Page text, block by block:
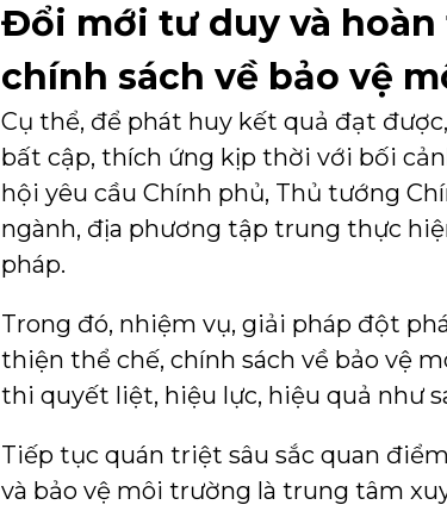
Đổi mới tư duy và
chính sách về bảo vệ
Cụ thể, để phát huy kết quả đạt
bất cập, thích ứng kịp thời với bối
hội yêu cầu Chính phủ, Thủ tướng
ngành, địa phương tập trung thực
pháp.
Trong đó, nhiệm vụ, giải pháp đột
thiện thể chế, chính sách về bảo vệ
thi quyết liệt, hiệu lực, hiệu quả như
Tiếp tục quán triệt sâu sắc quan
và bảo vệ môi trường là trung tâm